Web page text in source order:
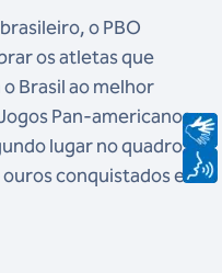
o PBO
os atletas que
Brasil ao melhor
Pan-americanos
lugar no quadro
conquistados e